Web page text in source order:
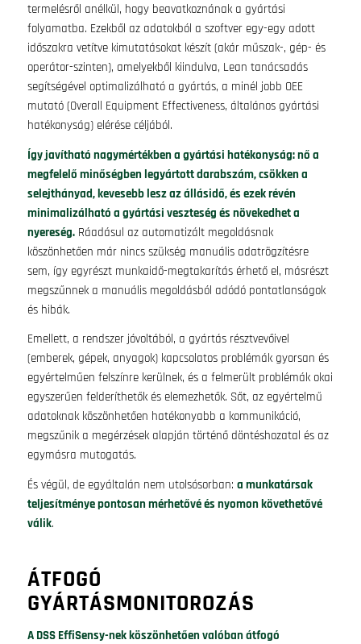
termelésről anélkül, hogy beavatkoznának a gyártási
folyamatba. Ezekből az adatokból a szoftver egy-egy adott
időszakra vetítve kimutatásokat készít (akár műszak-, gép- és
operátor-szinten), amelyekből kiindulva, Lean tanácsadás
segítségével optimalizálható a gyártás, a minél jobb OEE
mutató (Overall Equipment Effectiveness, általános gyártási
hatékonyság) elérése céljából.
Így javítható nagymértékben a gyártási hatékonyság: nő a
megfelelő minőségben legyártott darabszám, csökken a
selejthányad, kevesebb lesz az állásidő, és ezek révén
minimalizálható a gyártási veszteség és növekedhet a
nyereség.Ráadásul az automatizált megoldásnak
köszönhetően már nincs szükség manuális adatrögzítésre
sem, így egyrészt munkaidő-megtakarítás érhető el, másrészt
megszűnnek a manuális megoldásból adódó pontatlanságok
és hibák.
Emellett, a rendszer jóvoltából, a gyártás résztvevőivel
(emberek, gépek, anyagok) kapcsolatos problémák gyorsan és
egyértelműen felszínre kerülnek, és a felmerült problémák okai
egyszerűen felderíthetők és elemezhetők. Sőt, az egyértelmű
adatoknak köszönhetően hatékonyabb a kommunikáció,
megszűnik a megérzések alapján történő döntéshozatal és az
egymásra mutogatás.
És végül, de egyáltalán nem utolsósorban: a munkatársak
teljesítménye pontosan mérhetővé és nyomon követhetővé
válik.
ÁTFOGÓ
GYÁRTÁSMONITOROZÁS
A DSS EffiSensy-nek köszönhetően valóban átfogó